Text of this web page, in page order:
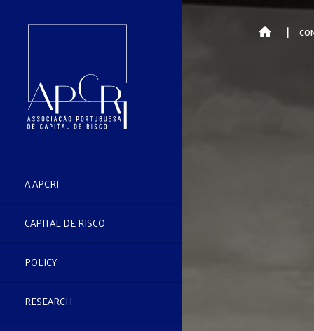
A APCRI
CAPITAL DE RISCO
POLICY
RESEARCH
PÁGINA
PRINCIPAL